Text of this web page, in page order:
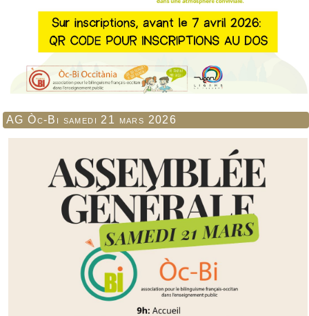
AG Òc-Bi samedi 21 mars 2026